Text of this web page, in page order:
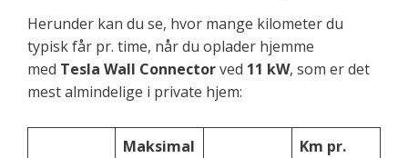
Herunder kan du se, hvor mange kilometer du
typisk får pr. time, når du oplader hjemme
med Tesla Wall Connectorved 11 kW, som er det
mest almindelige i private hjem:
Maksimal
Km pr.